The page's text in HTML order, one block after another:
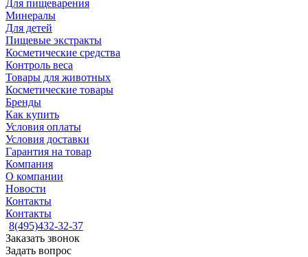
Для пищеварения
Минералы
Для детей
Пищевые экстракты
Косметические средства
Контроль веса
Товары для животных
Косметические товары
Бренды
Как купить
Условия оплаты
Условия доставки
Гарантия на товар
Компания
О компании
Новости
Контакты
Контакты
8(495)432-32-37
Заказать звонок
Задать вопрос